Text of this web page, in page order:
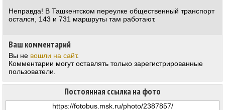
Постоянная ссылка на фото
Неправда! В Ташкентском переулке общественный транспорт
остался, 143 и 731 маршруты там работают.
Ваш комментарий
Вы не вошли на сайт.
Комментарии могут оставлять только зарегистрированные
пользователи.